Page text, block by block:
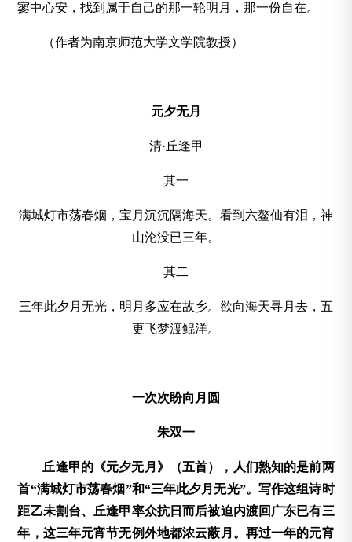
寥中心安，找到属于自己的那一轮明月，那一份自在。
（作者为南京师范大学文学院教授）
元夕无月
清·丘逢甲
其一
满城灯市荡春烟，宝月沉沉隔海天。看到六鳌仙有泪，神
山沦没已三年。
其二
三年此夕月无光，明月多应在故乡。欲向海天寻月去，五
更飞梦渡鲲洋。
一次次盼向月圆
朱双一
丘逢甲的《元夕无月》（五首），人们熟知的是前两
首“满城灯市荡春烟”和“三年此夕月无光”。写作这组诗时
距乙未割台、丘逢甲率众抗日而后被迫内渡回广东已有三
年，这三年元宵节无例外地都浓云蔽月。再过一年的元宵